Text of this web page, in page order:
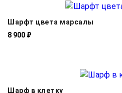
Шарфт цвета марсалы
8 900 ₽
Шарф в клетку